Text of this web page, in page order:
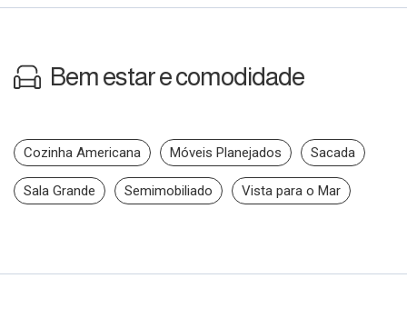
Bem estar e comodidade
Cozinha Americana Móveis Planejados Sacada
Sala Grande Semimobiliado Vista para o Mar